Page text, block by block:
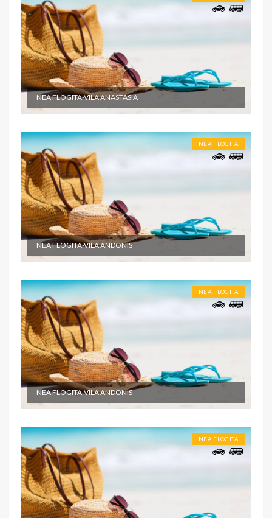
NEA FLOGITA-VILA ANASTASIA
NEA FLOGITA
NEA FLOGITA-VILA ANDONIS
NEA FLOGITA
NEA FLOGITA-VILA ANDONIS
NEA FLOGITA